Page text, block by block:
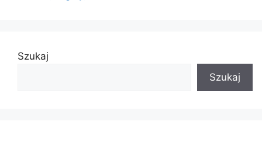
Szukaj
Szukaj